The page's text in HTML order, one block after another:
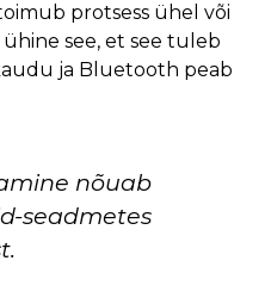
protsess ühel või
ühine see, et see tuleb
ja Bluetooth peab
nõuab
seadmetes